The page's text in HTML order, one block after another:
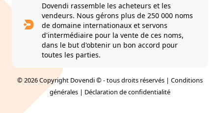
Dovendi rassemble les acheteurs et les
vendeurs. Nous gérons plus de 250 000 noms
de domaine internationaux et servons
d'intermédiaire pour la vente de ces noms,
dans le but d'obtenir un bon accord pour
toutes les parties.
© 2026 Copyright Dovendi © - tous droits réservés | Conditions
générales | Déclaration de confidentialité